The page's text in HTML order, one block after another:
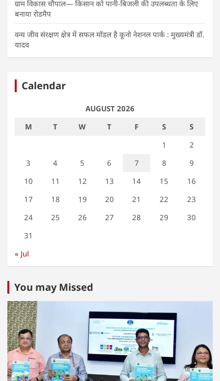
ग्राम विकास चौपाल— किसान को पानी-बिजली की उपलब्धता के लिए
बनाया रोडमैप
वन्य जीव संरक्षण क्षेत्र में सफल मॉडल है कूनो नेशनल पार्क : मुख्यमंत्री डॉ.
यादव
Calendar
AUGUST 2026
M
T W T F S
S
1
2
3
4 5 6 7 8
9
10
11 12 13 14 15
16
17
18 19 20 21 22
23
24
25 26 27 28 29
30
31
« Jul
You may Missed